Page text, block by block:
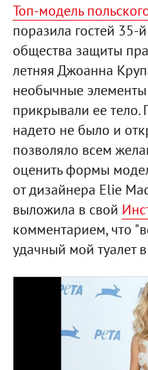
Топ-модель
поразила гостей 35-
общества защиты
летняя Джоанна
необычные
прикрывали ее тело.
надето не было и
позволяло всем
оценить формы
от дизайнера Elie
выложила в свой
комментарием, что
удачный мой туалет